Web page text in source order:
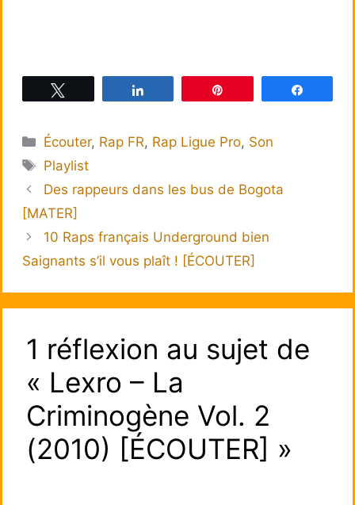
Catégories
Écouter, Rap FR, Rap Ligue Pro, Son
Étiquettes
Playlist
Des rappeurs dans les bus de Bogota
[MATER]
10 Raps français Underground bien
Saignants s’il vous plaît ! [ÉCOUTER]
1 réflexion au sujet de
« Lexro – La
Criminogène Vol. 2
(2010) [ÉCOUTER] »